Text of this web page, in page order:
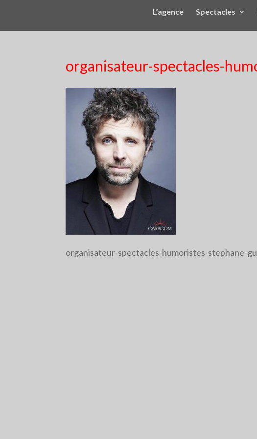
L’agence Spectacles
organisateur-spectacles-
organisateur-spectacles-humoristes-stephane-